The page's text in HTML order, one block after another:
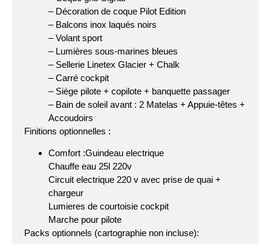
– Décoration de coque Pilot Edition
– Balcons inox laqués noirs
– Volant sport
– Lumières sous-marines bleues
– Sellerie Linetex Glacier + Chalk
– Carré cockpit
– Siège pilote + copilote + banquette passager
– Bain de soleil avant : 2 Matelas + Appuie-têtes +
Accoudoirs
Finitions optionnelles :
Comfort :Guindeau electrique
Chauffe eau 25l 220v
Circuit electrique 220 v avec prise de quai +
chargeur
Lumieres de courtoisie cockpit
Marche pour pilote
Packs optionnels (cartographie non incluse):